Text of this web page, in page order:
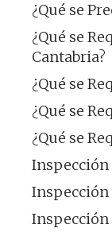
¿Qué se
¿Qué se
Cantabria?
¿Qué se
¿Qué se
¿Qué se
Inspección
Inspección
Inspección